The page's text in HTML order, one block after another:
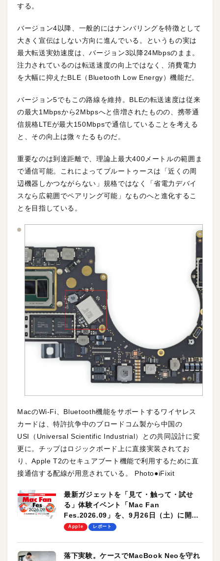
する。
バージョン4以降、一般的にはナンバリングを特徴として
大きく宣伝はしない方向に進んでいる。というもの実は
最大転送実効速度は、バージョン3以降24Mbpsのまま。
注力されているのは転送速度の向上ではなく、消費電力
を大幅に抑えたBLE（Bluetooth Low Energy）機能だ。
バージョン5でもこの路線を維持。BLEの転送速度は従来
の最大1Mbpsから2Mbpsへと倍増されたものの、携帯通
信規格LTEが最大150Mbpsで通信していることを考える
と、その向上は微々たるものだ。
重要なのは到達距離で、理論上最大400メートルの範囲ま
で通信可能。これによってブルートゥースは「近くの周
辺機器しかつながらない」規格ではなく「省電力デバイ
スなら広範囲でペアリング可能」なものへと進化するこ
とを目指している。
MacのWi-Fi、Bluetooth機能をサポートするワイヤレス
カードは、特許抗争中のブロードコム製から中国の
USI（Universal Scientific Industrial）との共同設計に変
更に。チップはロジックボード上に直接実装されてお
り、Apple T2のセキュアブート機能で利用するために直
接通信する配線が用意されている。 Photo●iFixit
最新ガジェットを「見て・触って・試せ
る」体験イベント「Mac Fan
Fes.2026.09」を、9月26日（土）に開催
します！
Apple レポート
落下実験。ケースでMacBook Neoを守れ